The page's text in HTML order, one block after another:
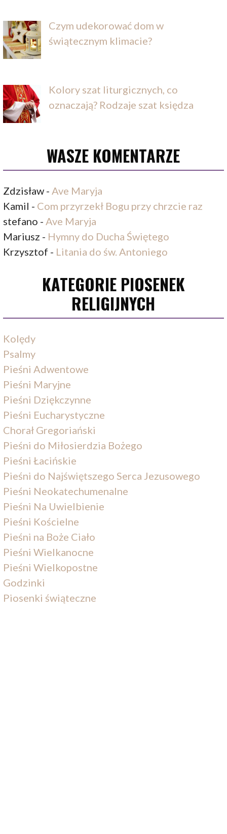
Czym udekorować dom w
świątecznym klimacie?
Kolory szat liturgicznych, co
oznaczają? Rodzaje szat księdza
WASZE KOMENTARZE
Zdzisław -Ave Maryja
Kamil - Com przyrzekł Bogu przy chrzcie raz
stefano -Ave Maryja
Mariusz - Hymny do Ducha Świętego
Krzysztof - Litania do św. Antoniego
KATEGORIE PIOSENEK
RELIGIJNYCH
Kolędy
Psalmy
Pieśni Adwentowe
Pieśni Maryjne
Pieśni Dziękczynne
Pieśni Eucharystyczne
Chorał Gregoriański
Pieśni do Miłosierdzia Bożego
Pieśni Łacińskie
Pieśni do Najświętszego Serca Jezusowego
Pieśni Neokatechumenalne
Pieśni Na Uwielbienie
Pieśni Kościelne
Pieśni na Boże Ciało
Pieśni Wielkanocne
Pieśni Wielkopostne
Godzinki
Piosenki świąteczne